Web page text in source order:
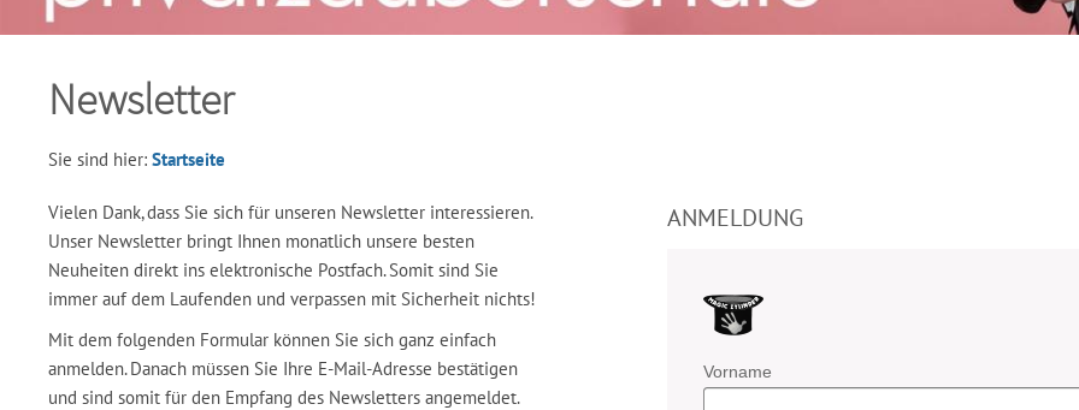
Newsletter
Sie sind hier: Startseite
Vielen Dank, dass Sie sich für unseren Newsletter interessieren.
Unser Newsletter bringt Ihnen monatlich unsere besten
Neuheiten direkt ins elektronische Postfach. Somit sind Sie
immer auf dem Laufenden und verpassen mit Sicherheit nichts!
Mit dem folgenden Formular können Sie sich ganz einfach
anmelden. Danach müssen Sie Ihre E-Mail-Adresse bestätigen
und sind somit für den Empfang des Newsletters angemeldet.
ANMELDUNG
Vorname